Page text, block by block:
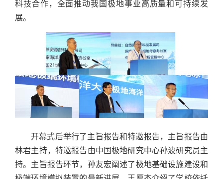
科技合作，全面推动我国极地事业高质量和可持续发
展。
开幕式后举行了主旨报告和特邀报告，主旨报告由
林君主持，特邀报告由中国极地研究中心孙波研究员主
持。主旨报告环节，孙友宏阐述了极地基础设施建设和